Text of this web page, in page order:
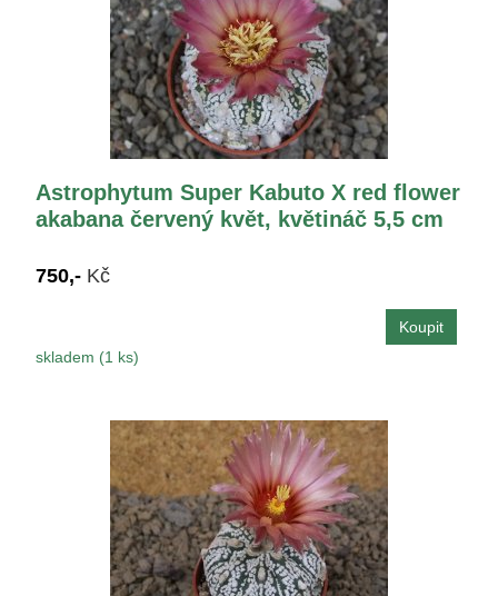
Astrophytum Super Kabuto X red flower
akabana červený květ, květináč 5,5 cm
750,- Kč
skladem (1 ks)